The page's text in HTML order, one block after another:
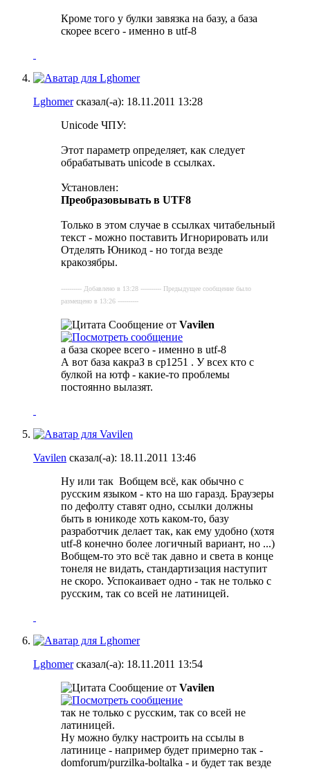
Кроме того у булки завязка на базу, а база
скорее всего - именно в utf-8
Lghomerсказал(-а): 18.11.2011 13:28
Unicode ЧПУ:
Этот параметр определяет, как следует
обрабатывать unicode в ссылках.
Установлен:
Преобразовывать в UTF8
Только в этом случае в ссылках читабельный
текст - можно поставить Игнорировать или
Отделять Юникод - но тогда везде
кракозябры.
---------- Добавлено в 13:28 ---------- Предыдущее сообщение было
размещено в 13:26 ----------
Сообщение от Vavilen
а база скорее всего - именно в utf-8
А вот база какраЗ в ср1251 . У всех кто с
булкой на ютф - какие-то проблемы
постоянно вылазят.
Vavilen сказал(-а): 18.11.2011 13:46
Ну или так Вобщем всё, как обычно с
русским языком - кто на шо гаразд. Браузеры
по дефолту ставят одно, ссылки должны
быть в юникоде хоть каком-то, базу
разработчик делает так, как ему удобно (хотя
utf-8 конечно более логичный вариант, но ...)
Вобщем-то это всё так давно и света в конце
тонеля не видать, стандартизация наступит
не скоро. Успокаивает одно - так не только с
русским, так со всей не латиницей.
Lghomerсказал(-а): 18.11.2011 13:54
Сообщение от Vavilen
так не только с русским, так со всей не
латиницей.
Ну можно булку настроить на ссылы в
латинице - например будет примерно так -
domforum/purzilka-boltalka - и будет так везде